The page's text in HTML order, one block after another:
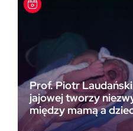
Prof. Piotr
jajowej tworzy
między mamą a